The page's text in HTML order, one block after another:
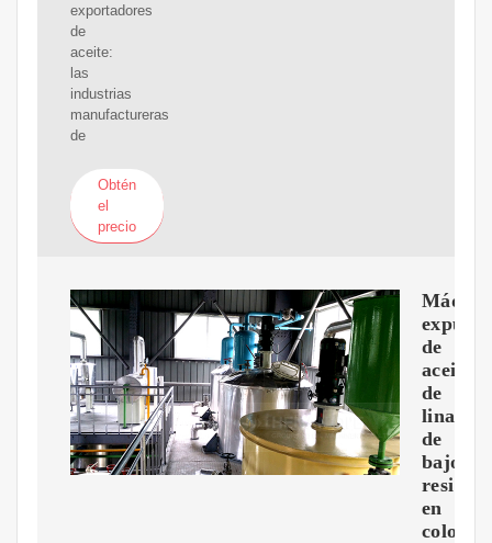
exportadores
de
aceite:
las
industrias
manufactureras
de
Obtén
el
precio
de
aceite
de
linaza
de
bajo
residuo
en